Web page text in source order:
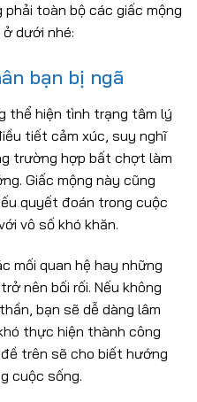
phải toàn bộ các giấc mộng
dưới nhé:
bạn bị ngã
thể hiện tình trạng tâm lý
tiết cảm xúc, suy nghĩ
trường hợp bất chợt làm
Giấc mộng này cũng
quyết đoán trong cuộc
vô số khó khăn.
mối quan hệ hay những
nên bối rối. Nếu không
bạn sẽ dễ dàng lâm
thực hiện thành công
trên sẽ cho biết hướng
cuộc sống.